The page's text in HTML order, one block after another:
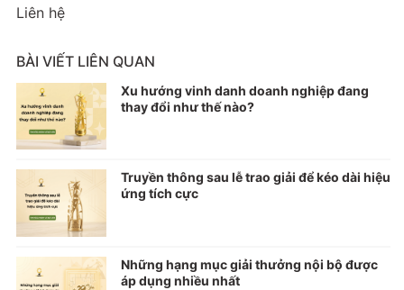
Liên hệ
BÀI VIẾT LIÊN QUAN
Xu hướng vinh danh doanh nghiệp đang
thay đổi như thế nào?
Truyền thông sau lễ trao giải để kéo dài hiệu
ứng tích cực
Những hạng mục giải thưởng nội bộ được
áp dụng nhiều nhất